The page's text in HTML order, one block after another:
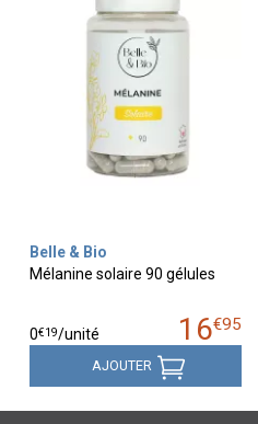
Belle & Bio
Mélanine solaire 90 gélules
16€95
0€19/unité
AJOUTER